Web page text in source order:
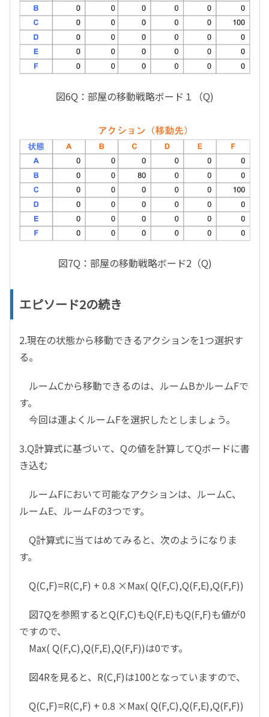
図6Q：部屋の移動戦略ボード１（Q)
図7Q ：部屋の移動戦略ボード2（Q)
エピソード2の続き
2.現在の状態から移動できるアクションを1つ選択す
る。
ルームCから移動できるのは、ルームBかルームFで
す。
今回は運よくルームFを選択したとしましょう。
3.Q計算式に基づいて、Qの値を計算してQボードに書
き込む
ルームFにおいて可能なアクションは、ルームC、
ルームE、ルームFの3つです。
Q計算式に当てはめてみると、次のようになりま
す。
Q(C,F)=R(C,F) + 0.8 ×Max( Q(F,C),Q(F,E),Q(F,F))
図7Qを参照するとQ(F,C)もQ(F,E)もQ(F,F)も値が0
ですので、
Max( Q(F,C),Q(F,E),Q(F,F))は0です。
図4Rを見ると、R(C,F)は100となっていますので、
Q(C,F)=R(C,F) + 0.8 ×Max( Q(F,C),Q(F,E),Q(F,F))